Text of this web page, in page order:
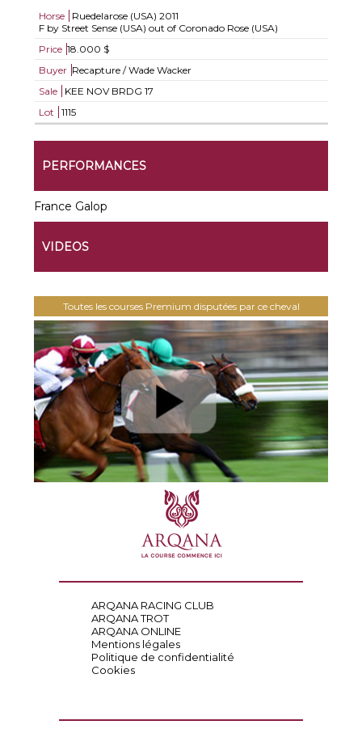
Horse Ruedelarose (USA) 2011
F by Street Sense (USA) out of Coronado Rose (USA)
Price 18.000 $
Buyer Recapture / Wade Wacker
Sale
KEE NOV BRDG 17
Lot
1115
PERFORMANCES
France Galop
VIDEOS
Toutes les courses Premium disputées par ce cheval
ARQANA RACING CLUB
ARQANA TROT
ARQANA ONLINE
Mentions légales
Politique de confidentialité
Cookies